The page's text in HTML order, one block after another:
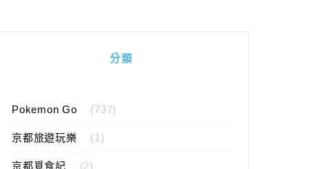
分類
Pokemon Go (737)
京都旅遊玩樂 (1)
京都覓食記 (2)